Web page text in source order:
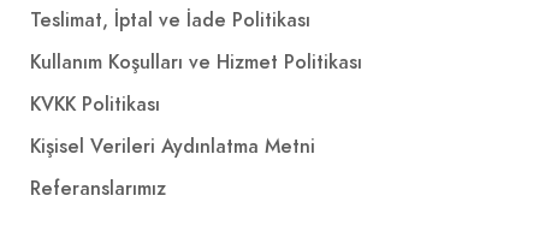
Teslimat, İptal ve İade Politikası
Kullanım Koşulları ve Hizmet Politikası
KVKK Politikası
Kişisel Verileri Aydınlatma Metni
Referanslarımız